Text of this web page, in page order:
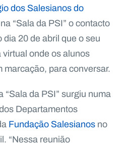
dos Salesianos do
“Sala da PSI” o contacto
20 de abril que o seu
onde os alunos
marcação, para conversar.
“Sala da PSI” surgiu numa
Departamentos
Fundação Salesianosno
“Nessa reunião